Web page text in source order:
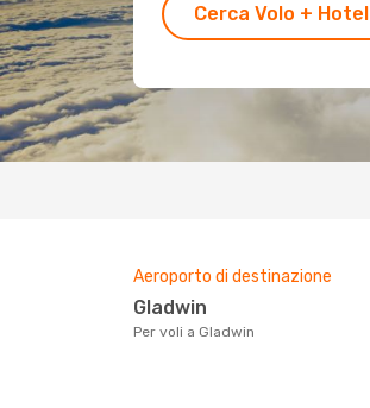
Cerca Volo + Hotel
Aeroporto di destinazione
Gladwin
Per voli a Gladwin